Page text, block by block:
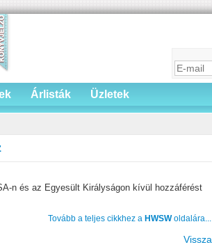
Árlisták Üzletek
n és az Egyesült Királyságon kívül hozzáférést
Tovább a teljes cikkhez a HWSWoldalára...
Vissza